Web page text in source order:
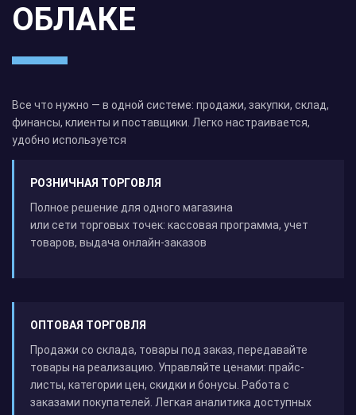
ОБЛАКЕ
Все что нужно — в одной системе: продажи, закупки, склад,
финансы, клиенты и поставщики. Легко настраивается,
удобно используется
РОЗНИЧНАЯ ТОРГОВЛЯ
Полное решение для одного магазина
или сети торговых точек: кассовая программа, учет
товаров, выдача онлайн-заказов
ОПТОВАЯ ТОРГОВЛЯ
Продажи со склада, товары под заказ, передавайте
товары на реализацию. Управляйте ценами: прайс-
листы, категории цен, скидки и бонусы. Работа с
заказами покупателей. Легкая аналитика доступных